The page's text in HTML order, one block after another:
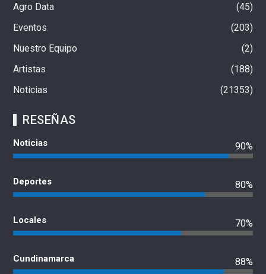
Agro Data
45
Eventos
203
Nuestro Equipo
2
Artistas
188
Noticias
21353
RESEÑAS
Noticias 90%
Deportes 80%
Locales 70%
Cundinamarca 88%